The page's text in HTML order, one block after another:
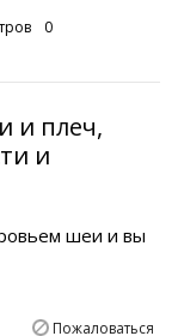
0
и плеч,
и
шеи и вы
Пожаловаться